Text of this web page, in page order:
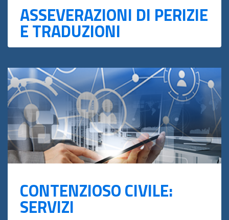
ASSEVERAZIONI DI PERIZIE
E TRADUZIONI
CONTENZIOSO CIVILE:
SERVIZI